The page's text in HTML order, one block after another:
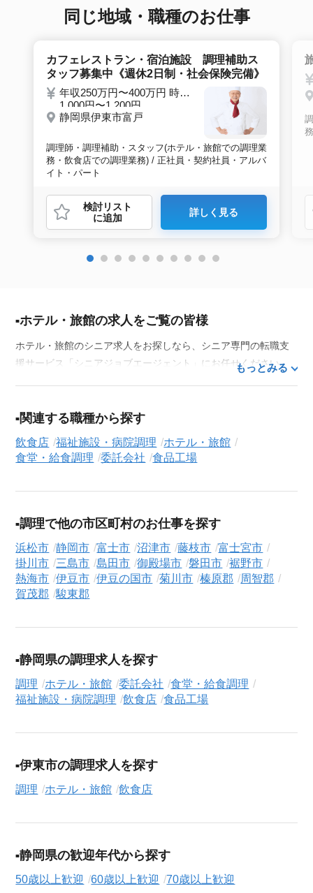
同じ地域・職種のお仕事
カフェレストラン・宿泊施設 調理補助ス
タッフ募集中《週休2日制・社会保険完備》
年収250万円〜400万円 時給
1,000円〜1,200円
静岡県伊東市富戸
調理師・調理補助・スタッフ(ホテル・旅館での調理業
務・飲食店での調理業務) / 正社員・契約社員・アルバ
イト・パート
検討リスト
に追加
詳しく見る
ホテル・旅館の求人をご覧の皆様
ホテル・旅館のシニア求人をお探しなら、シニア専門の転職支
援サービス「シニアジョブエージェント」にお任せください。
的にサポートします。この求人を含む
スだけの非公開求人です。
気になる求人がございましたら、まずは「求人紹介を依頼す
イザーが、これまでのご経歴やご希望を丁寧にヒアリングし、
職務経歴書の作成から面接対策、企業との条件交渉まで、転職
活動の全プロセスを無料でサポートいたします。
求人検索について
収・時給・日給、さらに週休2日制
たこだわり条件での絞り込み検索も可能です。
このホテル・旅館の求人にご興味をお持ちの方はもちろん、
援サービス（無料）にお申し込みください。
もっとみる
関連する職種から探す
飲食店 福祉施設・病院調理
ホテル・旅館
食堂・給食調理
委託会社 食品工場
調理で他の市区町村のお仕事を探す
浜松市 静岡市 富士市 沼津市 藤枝市
富士宮市
掛川市
三島市 島田市 御殿場市 磐田市
裾野市
熱海市
伊豆市 伊豆の国市 菊川市 榛原郡
周智郡
賀茂郡
駿東郡
静岡県の調理求人を探す
調理 ホテル・旅館 委託会社
食堂・給食調理
福祉施設・病院調理
飲食店 食品工場
伊東市の調理求人を探す
調理 ホテル・旅館 飲食店
静岡県の歓迎年代から探す
50歳以上歓迎 60歳以上歓迎 70歳以上歓迎